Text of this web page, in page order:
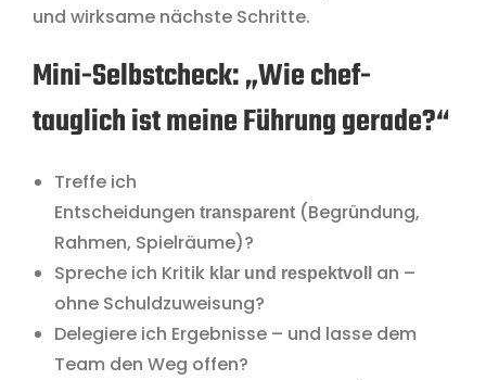
und wirksame nächste Schritte.
Mini-Selbstcheck: „Wie chef-
tauglich ist meine Führung gerade?“
Treffe ich
Entscheidungen transparent (Begründung,
Rahmen, Spielräume)?
Spreche ich Kritik klar und respektvoll
an –
ohne Schuldzuweisung?
Delegiere ich Ergebnisse – und lasse dem
Team den Weg offen?